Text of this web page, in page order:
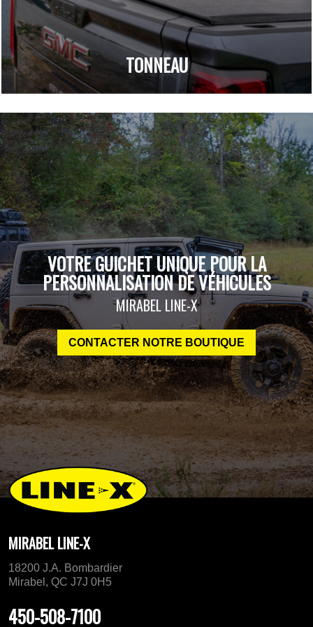
TONNEAU
VOTRE GUICHET UNIQUE POUR LA
PERSONNALISATION DE VÉHICULES
MIRABEL LINE-X
CONTACTER NOTRE BOUTIQUE
MIRABEL LINE-X
18200 J.A. Bombardier
Mirabel, QC J7J 0H5
450-508-7100